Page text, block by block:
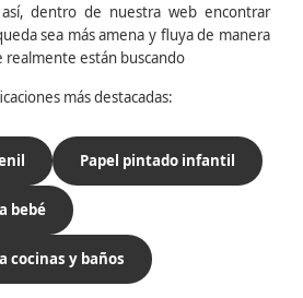
dentro de nuestra web encontrar
sea más amena y fluya de manera
realmente están buscando
más destacadas:
Papel pintado infantil
bebé
cocinas y baños